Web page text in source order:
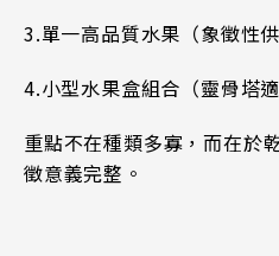
3.單一高品質水果（象徵性供
4.小型水果盒組合（靈骨塔適
重點不在種類多寡，而在於
徵意義完整。